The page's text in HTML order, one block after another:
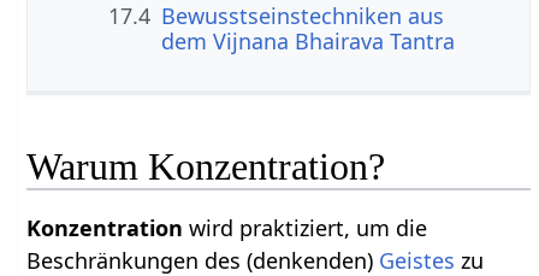
17.4 Bewusstseinstechniken aus
dem Vijnana Bhairava Tantra
Warum Konzentration?
Konzentration wird praktiziert, um die
Beschränkungen des (denkenden) Geistes zu